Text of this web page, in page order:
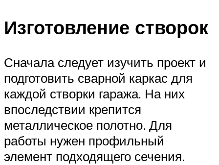
Изготовление створок
Сначала следует изучить проект и
подготовить сварной каркас для
каждой створки гаража. На них
впоследствии крепится
металлическое полотно. Для
работы нужен профильный
элемент подходящего сечения.